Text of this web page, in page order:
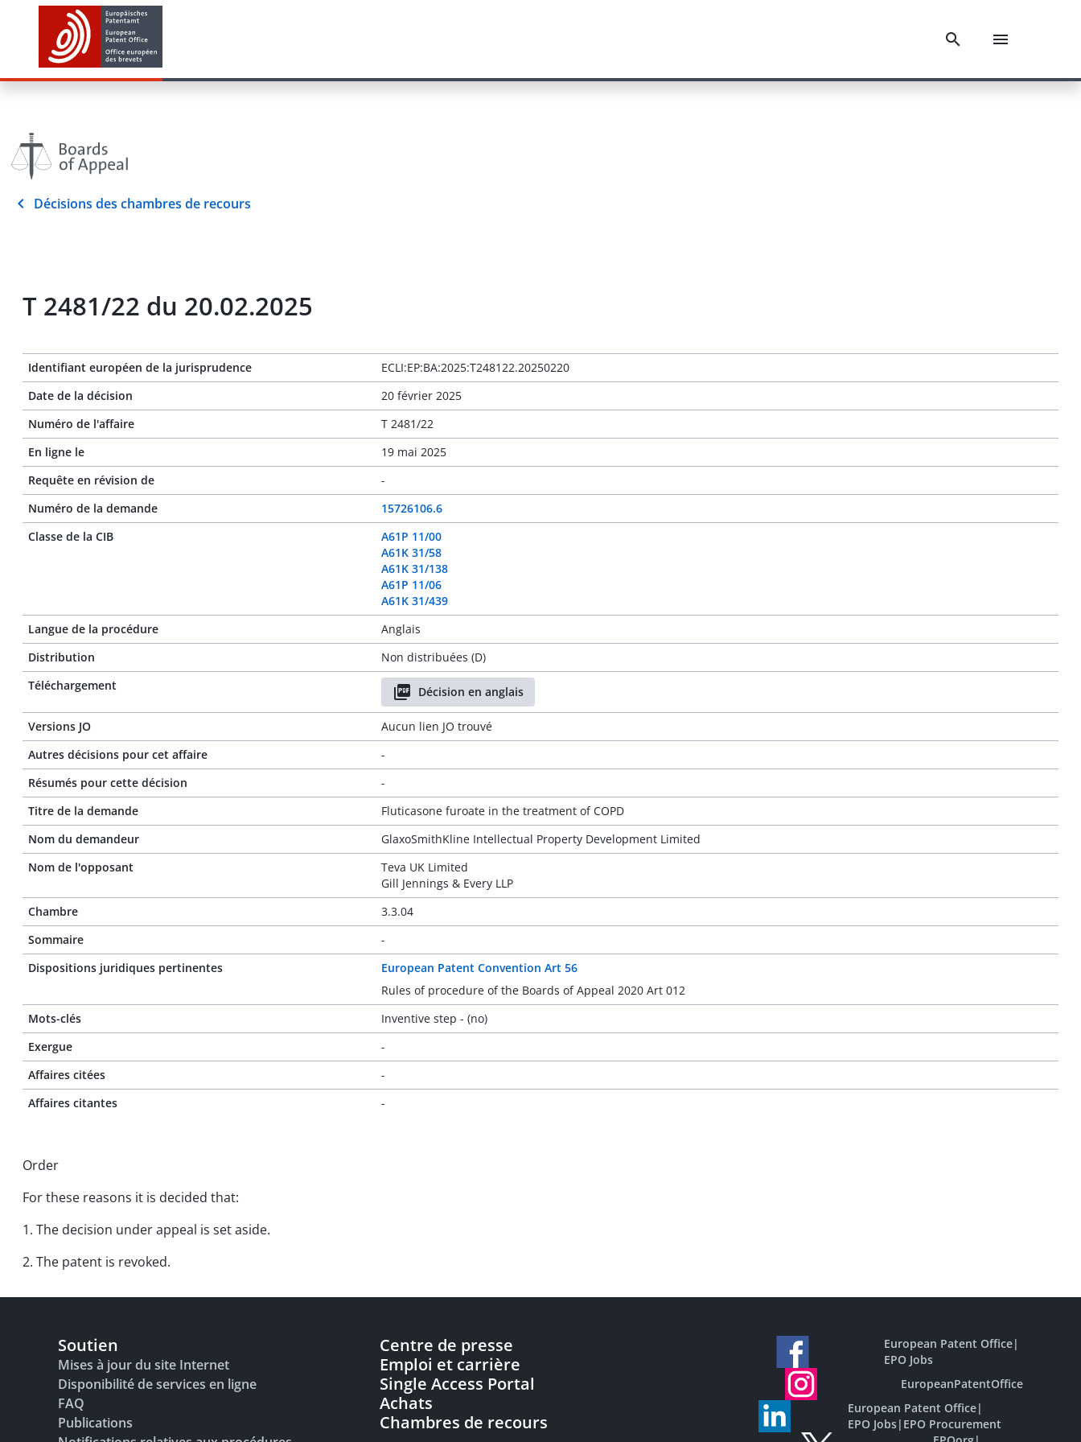
Décisions des chambres de recours
T 2481/22 du 20.02.2025
Identifiant européen de la jurisprudence
ECLI:EP:BA:2025:T248122.20250220
Date de la décision
20 février 2025
Numéro de l'affaire
T 2481/22
En ligne le
19 mai 2025
Requête en révision de
-
Numéro de la demande
15726106.6
Classe de la CIB
A61P 11/00
A61K 31/58
A61K 31/138
A61P 11/06
A61K 31/439
Langue de la procédure
Anglais
Distribution
Non distribuées (D)
Téléchargement
Décision en anglais
Versions JO
Aucun lien JO trouvé
Autres décisions pour cet affaire
-
Résumés pour cette décision
-
Titre de la demande
Fluticasone furoate in the treatment of COPD
Nom du demandeur
GlaxoSmithKline Intellectual Property Development Limited
Nom de l'opposant
Teva UK Limited
Gill Jennings & Every LLP
Chambre
3.3.04
Sommaire
-
Dispositions juridiques pertinentes
European Patent Convention Art 56
Rules of procedure of the Boards of Appeal 2020 Art 012
Mots-clés
Inventive step - (no)
Exergue
-
Affaires citées
-
Affaires citantes
-
Order
For these reasons it is decided that:
1. The decision under appeal is set aside.
2. The patent is revoked.
Soutien
Mises à jour du site Internet
Disponibilité de services en ligne
FAQ
Publications
Centre de presse
Emploi et carrière
Single Access Portal
Achats
Chambres de recours
European Patent Office|
EPO Jobs
EuropeanPatentOffice
European Patent Office|
EPO Jobs| EPO Procurement